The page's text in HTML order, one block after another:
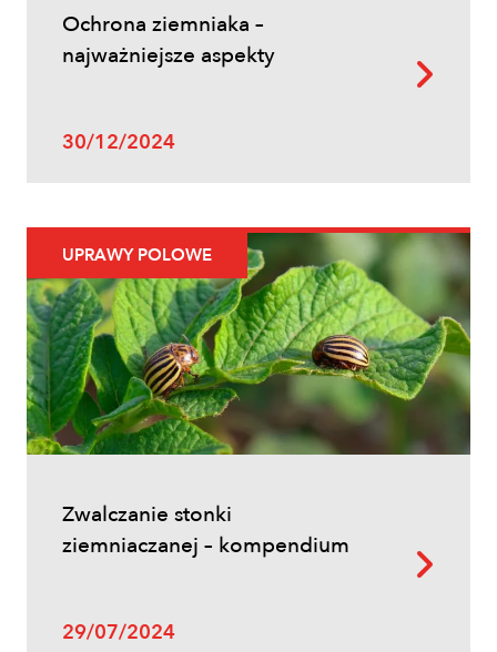
Uprawy polowe
Ochrona fungicydowa zbóż – program
zabiegów, terminy i skuteczna strategia
ochrony
Uprawy polowe
Ochrona ziemniaka –
najważniejsze aspekty
30/12/2024
UPRAWY POLOWE
Zwalczanie stonki
ziemniaczanej – kompendium
29/07/2024